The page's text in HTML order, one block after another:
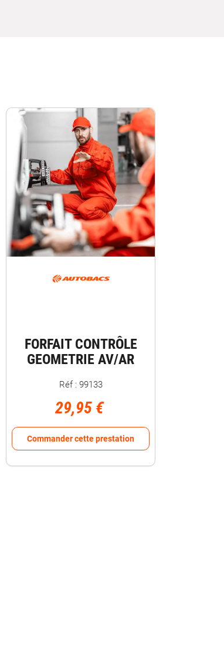
FORFAIT CONTRÔLE
GEOMETRIE AV/AR
Réf : 99133
29,95 €
Commander cette prestation